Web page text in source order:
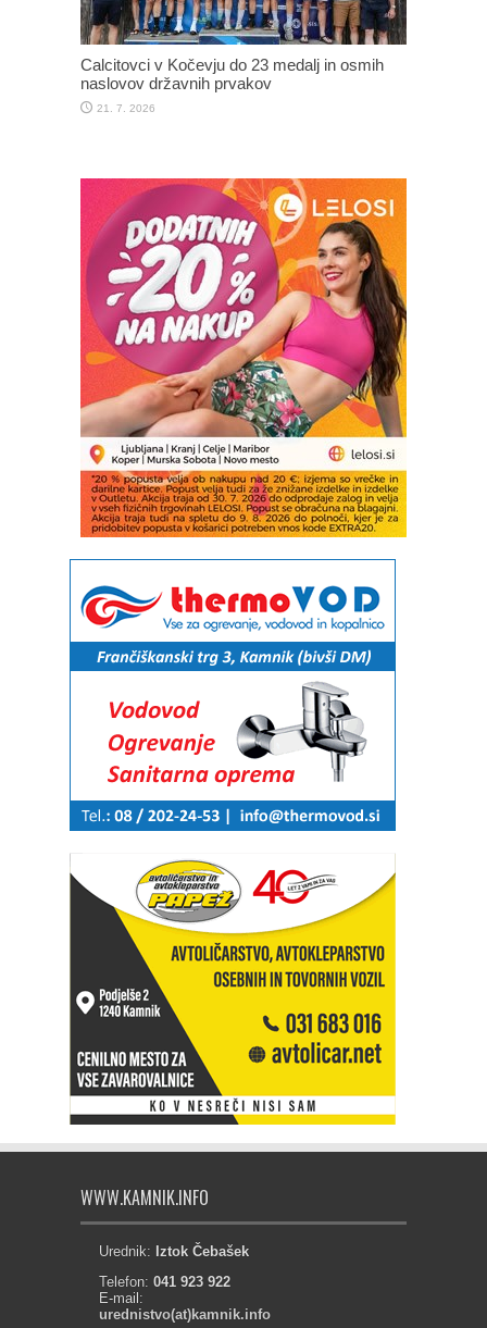
Calcitovci v Kočevju do 23 medalj in osmih
naslovov državnih prvakov
21. 7. 2026
WWW.KAMNIK.INFO
Urednik: Iztok Čebašek
Telefon: 041 923 922
E-mail:
urednistvo(at)kamnik.info